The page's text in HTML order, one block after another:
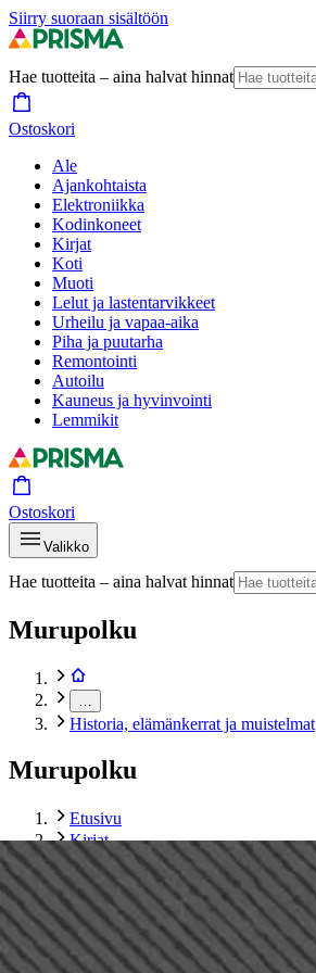
Siirry suoraan sisältöön
Hae tuotteita – aina halvat hinnat
Ostoskori
Ale
Ajankohtaista
Elektroniikka
Kodinkoneet
Kirjat
Koti
Muoti
Lelut ja lastentarvikkeet
Urheilu ja vapaa-aika
Piha ja puutarha
Remontointi
Autoilu
Kauneus ja hyvinvointi
Lemmikit
Ostoskori
Valikko
Hae tuotteita – aina halvat hinnat
Murupolku
Historia, elämänkerrat ja muistelmat
Murupolku
Etusivu
Kirjat
Tietokirjat
Historia, elämänkerrat ja muistelmat
Seppälä, Kolmen sotilaan tarina
Tuotekuvat- ja videotOhita tuotekuva